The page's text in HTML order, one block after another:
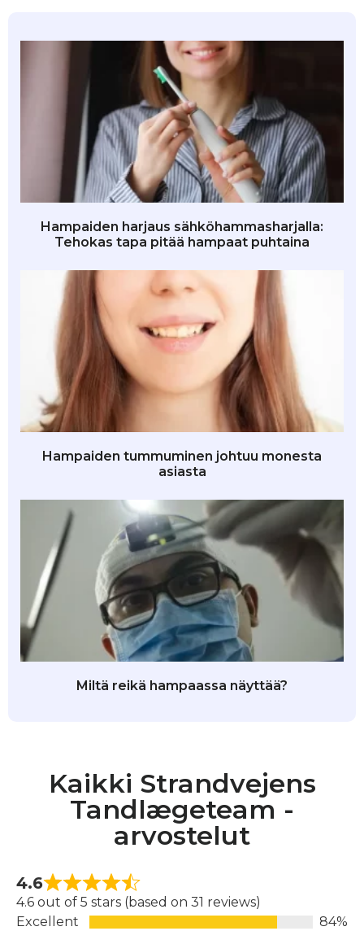
Hampaiden harjaus sähköhammasharjalla:
Tehokas tapa pitää hampaat puhtaina
Hampaiden tummuminen johtuu monesta
asiasta
Miltä reikä hampaassa näyttää?
Kaikki Strandvejens
Tandlægeteam -
arvostelut
4.6
4.6 out of 5 stars (based on 31 reviews)
Excellent
84%